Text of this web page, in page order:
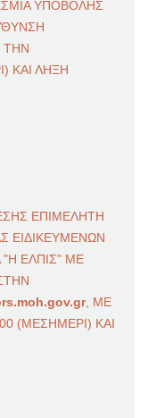
ΥΠΟΒΟΛΗΣ
ΤΗΝ
ΚΑΙ ΛΗΞΗ
ΕΠΙΜΕΛΗΤΗ
ΕΙΔΙΚΕΥΜΕΝΩΝ
ΕΛΠΙΣ" ΜΕ
, ΜΕ
(ΜΕΣΗΜΕΡΙ) ΚΑΙ